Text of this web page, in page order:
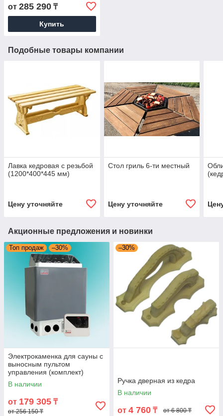
от 285 290 ₸
Купить
Подобные товары компании
Лавка кедровая с резьбой
(1200*400*445 мм)
Цену уточняйте
Стол гриль 6-ти местный
Цену уточняйте
Акционные предложения и новинки
Топ продаж –30%
Электрокаменка для сауны с
выносным пультом
управления (комплект)
В наличии
от 179 305 ₸
от 256 150 ₸
–30%
Ручка дверная из кедра
В наличии
от 4 760 ₸ от 6 800 ₸